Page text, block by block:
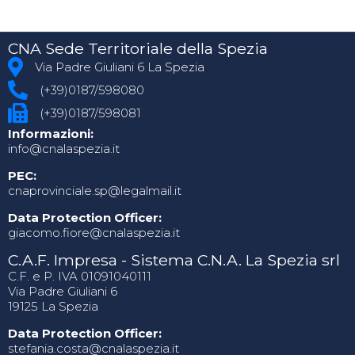
CNA Sede Territoriale della Spezia
Via Padre Giuliani 6 La Spezia
(+39)0187/598080
(+39)0187/598081
Informazioni:
info@cnalaspezia.it
PEC:
cnaprovinciale.sp@legalmail.it
Data Protection Officer:
giacomo.fiore@cnalaspezia.it
C.A.F. Impresa - Sistema C.N.A. La Spezia srl
C.F. e P. IVA 01091040111
Via Padre Giuliani 6
19125 La Spezia
Data Protection Officer:
stefania.costa@cnalaspezia.it